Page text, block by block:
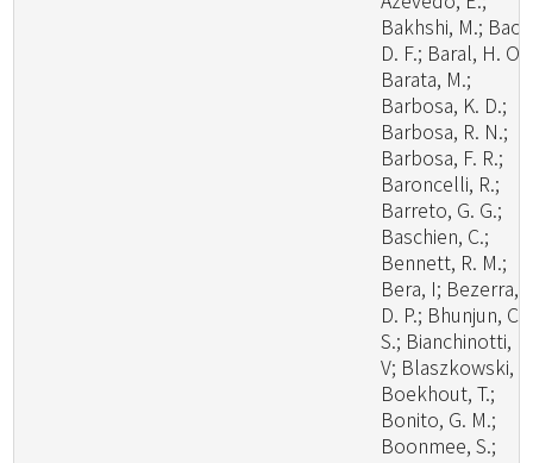
Bakhshi, M.; Bao,
D. F.; Baral, H. O.;
Barata, M.;
Barbosa, K. D.;
Barbosa, R. N.;
Barbosa, F. R.;
Baroncelli, R.;
Barreto, G. G.;
Baschien, C.;
Bennett, R. M.;
Bera, I; Bezerra,
D. P.; Bhunjun, C.
S.; Bianchinotti,
V; Blaszkowski,
Boekhout, T.;
Bonito, G. M.;
Boonmee, S.;